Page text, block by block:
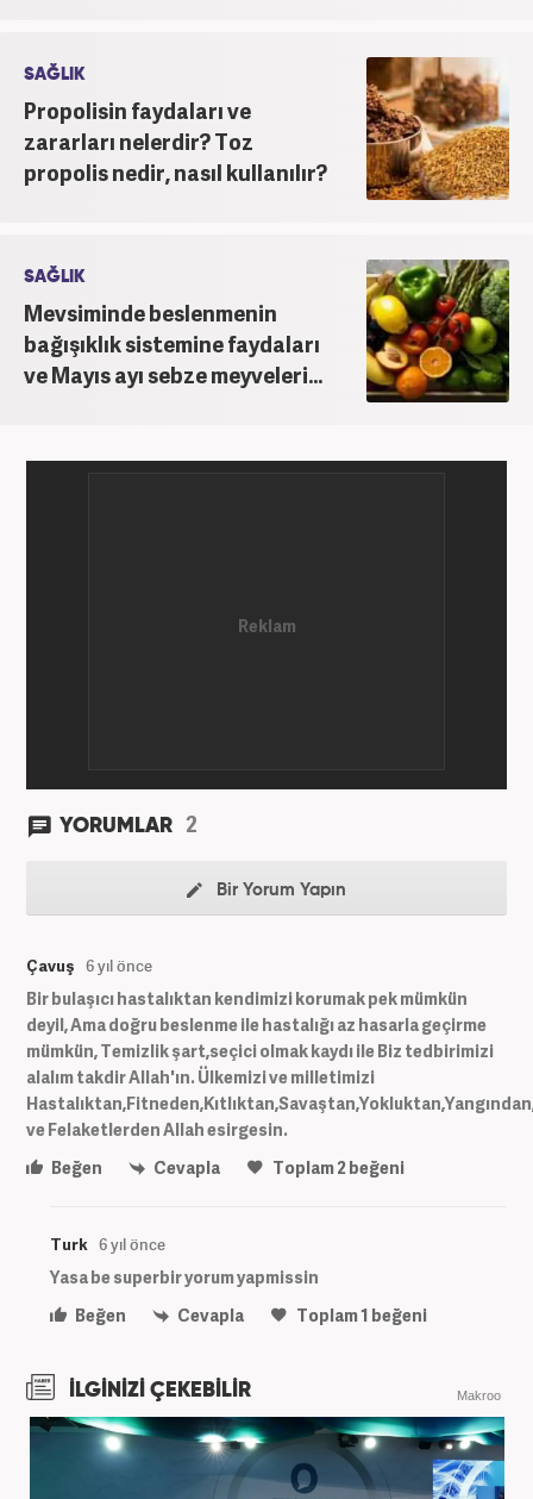
SAĞLIK
Propolisin faydaları ve
zararları nelerdir? Toz
propolis nedir, nasıl kullanılır?
SAĞLIK
Mevsiminde beslenmenin
bağışıklık sistemine faydaları
ve Mayıs ayı sebze meyveleri...
YORUMLAR 2
Bir Yorum Yapın
Çavuş 6 yıl önce
Bir bulaşıcı hastalıktan kendimizi korumak pek mümkün
deyil, Ama doğru beslenme ile hastalığı az hasarla geçirme
mümkün, Temizlik şart,seçici olmak kaydı ile Biz tedbirimizi
alalım takdir Allah'ın. Ülkemizi ve milletimizi
ve Felaketlerden Allah esirgesin.
Beğen
Cevapla Toplam2 beğeni
Turk 6 yıl önce
Yasa be superbir yorum yapmissin
Beğen
Cevapla Toplam1 beğeni
İLGİNİZİ ÇEKEBİLİR Makroo